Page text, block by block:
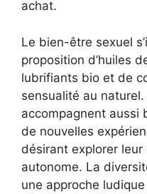
achat.
Le bien-être sexuel
proposition d’huiles
lubrifiants bio et de
sensualité au
accompagnent aussi
de nouvelles
désirant explorer
autonome. La
une approche